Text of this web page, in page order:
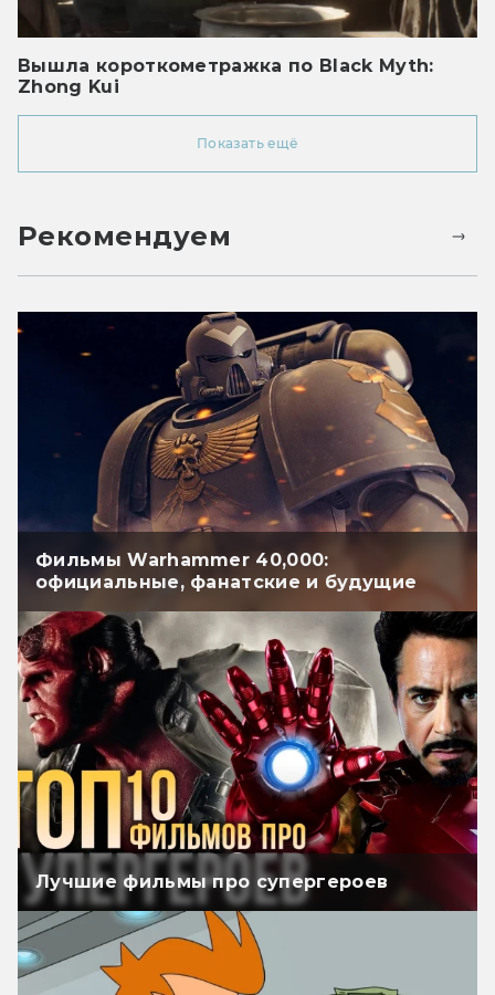
Вышла короткометражка по Black Myth:
Zhong Kui
Показать ещё
Рекомендуем
Фильмы Warhammer 40,000:
официальные, фанатские и будущие
Лучшие фильмы про супергероев